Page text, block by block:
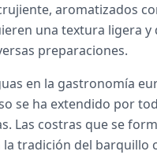
aromatizados
una textura ligera y
preparaciones.
en la gastronomía
se ha extendido por
Las costras que se
tradición del barquillo